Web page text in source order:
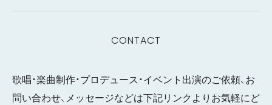
CONTACT
歌唱・楽曲制作・プロデュース・イベント出演のご依頼、お
問い合わせ、メッセージなどは下記リンクよりお気軽にど